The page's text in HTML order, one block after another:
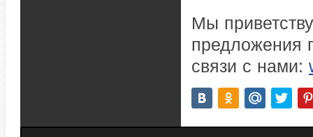
Мы
предложения
связи с нами: